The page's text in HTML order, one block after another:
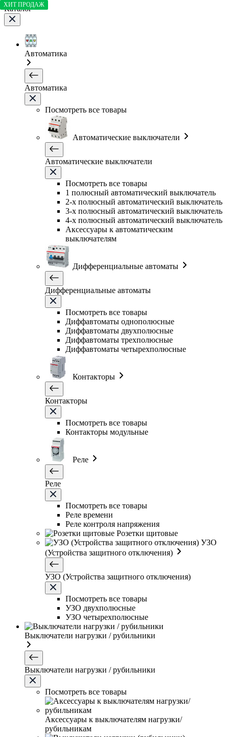
Каталог
Автоматика
Автоматика
Посмотреть все товары
Автоматические выключатели
Автоматические выключатели
Посмотреть все товары
1 полюсный автоматический выключатель
2-х полюсный автоматический выключатель
3-х полюсный автоматический выключатель
4-х полюсный автоматический выключатель
Аксессуары к автоматическим
выключателям
Дифференциальные автоматы
Дифференциальные автоматы
Посмотреть все товары
Диффавтоматы однополюсные
Диффавтоматы двухполюсные
Диффавтоматы трехполюсные
Диффавтоматы четырехполюсные
Контакторы
Контакторы
Посмотреть все товары
Контакторы модульные
Реле
Реле
Посмотреть все товары
Реле времени
Реле контроля напряжения
Розетки щитовые
УЗО
(Устройства защитного отключения)
УЗО (Устройства защитного отключения)
Посмотреть все товары
УЗО двухполюсные
УЗО четырехполюсные
Выключатели нагрузки / рубильники
Выключатели нагрузки / рубильники
Посмотреть все товары
Аксессуары к выключателям нагрузки/
рубильникам
ХИТ ПРОДАЖ